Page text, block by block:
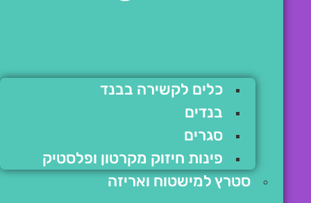
כלים לקשירה בבנד
בנדים
סגרים
פינות חיזוק מקרטון ופלסטיק
סטרץ למישטוח ואריזה